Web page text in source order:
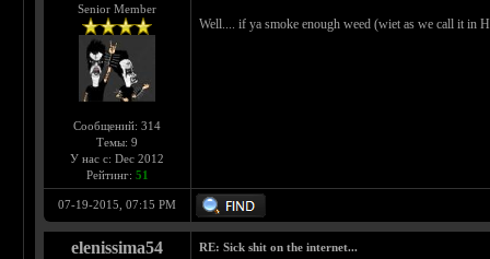
Senior Member
Сообщений: 314
Темы: 9
У нас с: Dec 2012
Рейтинг: 51
Well.... if ya smoke enough weed (wiet as we call it in
07-19-2015, 07:15 PM
elenissima54 RE: Sick shit on the internet...